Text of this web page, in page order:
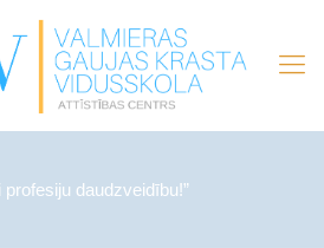
profesiju daudzveidību!”